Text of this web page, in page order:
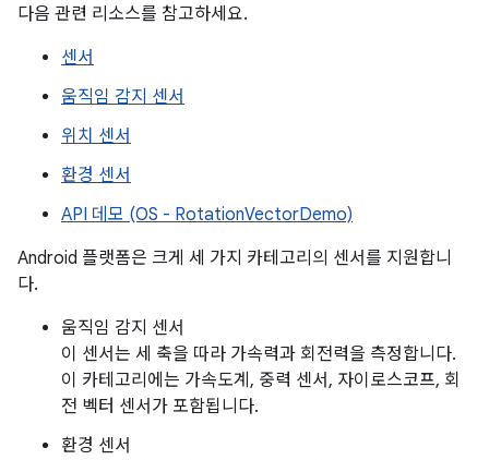
다음 관련 리소스를 참고하세요.
센서
움직임 감지 센서
위치 센서
환경 센서
API 데모 (OS - RotationVectorDemo)
Android 플랫폼은 크게 세 가지 카테고리의 센서를 지원합니
다.
움직임 감지 센서
이 센서는 세 축을 따라 가속력과 회전력을 측정합니다.
이 카테고리에는 가속도계, 중력 센서, 자이로스코프, 회
전 벡터 센서가 포함됩니다.
환경 센서